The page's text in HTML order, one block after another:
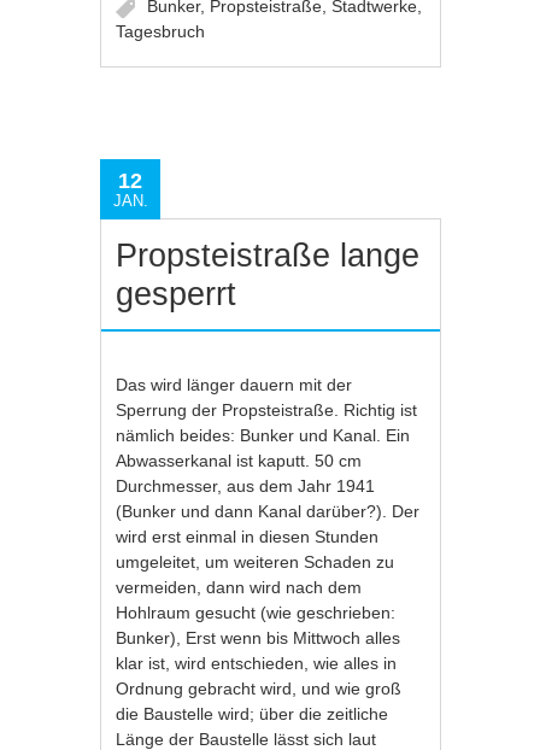
Bunker, Propsteistraße ,Stadtwerke
Tagesbruch
12
JAN.
Propsteistraße lange
gesperrt
Das wird länger dauern mit der
Sperrung der Propsteistraße. Richtig ist
nämlich beides: Bunker und Kanal. Ein
Abwasserkanal ist kaputt. 50 cm
Durchmesser, aus dem Jahr 1941
(Bunker und dann Kanal darüber?). Der
wird erst einmal in diesen Stunden
umgeleitet, um weiteren Schaden zu
vermeiden, dann wird nach dem
Hohlraum gesucht (wie geschrieben:
Bunker), Erst wenn bis Mittwoch alles
klar ist, wird entschieden, wie alles in
Ordnung gebracht wird, und wie groß
die Baustelle wird; über die zeitliche
Länge der Baustelle lässt sich laut